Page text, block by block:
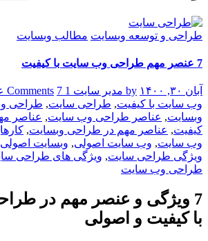
طراحی و توسعه وبسایت مطالب وبسایت
7 عنصر مهم طراحی وب سایت با کیفیت
آبان ۳۰, ۱۴۰۰ by مدیر سایت 1 Comments
وب سایت با کیفیت, طراحی سایت, طراحی
وبسایت, عناصر طراحی وب سایت, عناصر
کیفیت, عناصر مهم در طراحی وبسایت,
وب سایت, وب سایت اصولی, وبسایت اصولی
ویژگی طراحی سایت, ویژگی های طراحی
طراحی وب سایت
7 ویژگی و عنصر مهم در
با کیفیت و اصولی